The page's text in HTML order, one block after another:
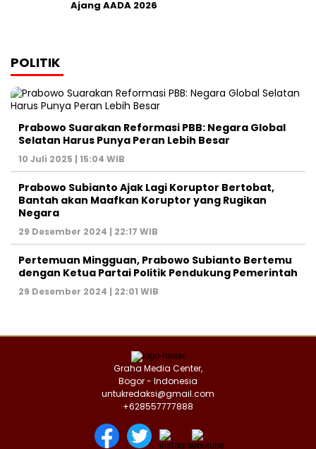
Ajang AADA 2026
POLITIK
Prabowo Suarakan Reformasi PBB: Negara Global
Selatan Harus Punya Peran Lebih Besar
10 Juli 2025 | 15:04 WIB
Prabowo Subianto Ajak Lagi Koruptor Bertobat,
Bantah akan Maafkan Koruptor yang Rugikan
Negara
29 Desember 2024 | 22:17 WIB
Pertemuan Mingguan, Prabowo Subianto Bertemu
dengan Ketua Partai Politik Pendukung Pemerintah
29 Desember 2024 | 22:01 WIB
Graha Media Center,
Bogor - Indonesia
untukredaksi@gmail.com
+628557777888